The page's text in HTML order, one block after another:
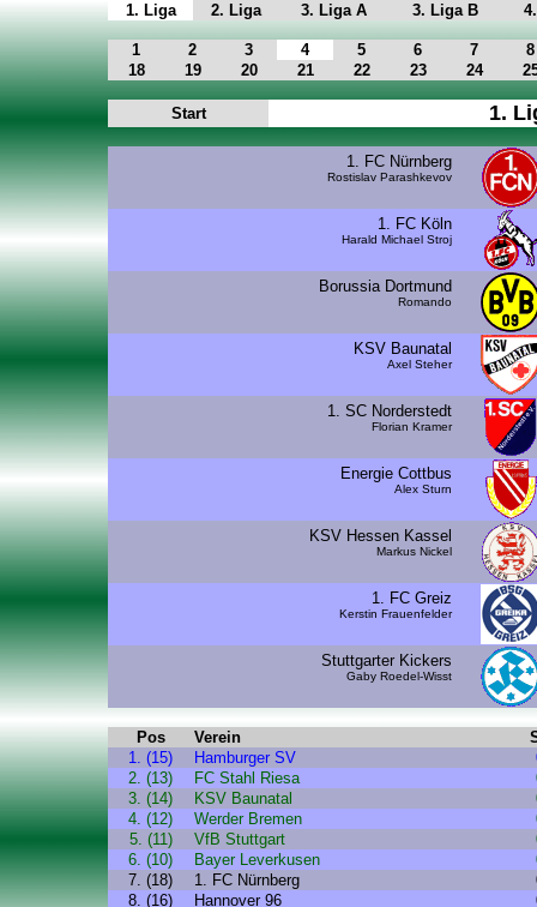
1. Liga 2. Liga 3. Liga A 3. Liga B
1 2 3 4 5 6 7
8
18
19 20 21 22 23 24
Start 1.
1. FC Nürnberg
Rostislav Parashkevov
1. FC Köln
Harald Michael Stroj
Borussia Dortmund
Romando
KSV Baunatal
Axel Steher
1. SC Norderstedt
Florian Kramer
Energie Cottbus
Alex Sturn
KSV Hessen Kassel
Markus Nickel
1. FC Greiz
Kerstin Frauenfelder
Stuttgarter Kickers
Gaby Roedel-Wisst
Pos Verein
1. (15)
Hamburger SV
2. (13)
FC Stahl Riesa
3. (14)
KSV Baunatal
4. (12)
Werder Bremen
5. (11)
VfB Stuttgart
6. (10)
Bayer Leverkusen
7. (18)
1. FC Nürnberg
8. (16)
Hannover 96